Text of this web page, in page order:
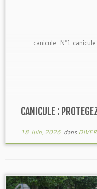
canicule_N°1
CANICULE :
18 Juin, 2026dans